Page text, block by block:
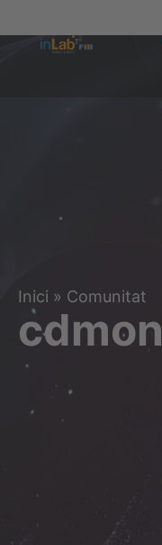
Inici » Comunitat
cdmon